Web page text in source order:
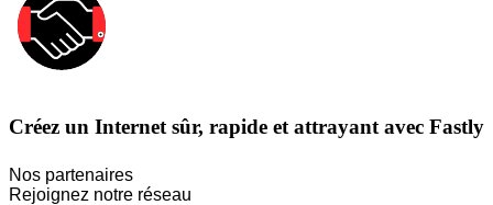
Créez un Internet sûr, rapide et attrayant avec Fastly
Nos partenaires
Rejoignez notre réseau